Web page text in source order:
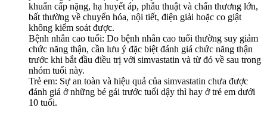
khuẩn cấp nặng, hạ huyết áp, phẫu thuật và chấn thương lớn,
bất thường về chuyển hóa, nội tiết, điện giải hoặc co giật
không kiểm soát được.
Bệnh nhân cao tuổi: Do bệnh nhân cao tuổi thường suy giảm
chức năng thận, cần lưu ý đặc biệt đánh giá chức năng thận
trước khi bắt đầu điều trị với simvastatin và từ đó về sau trong
nhóm tuổi này.
Trẻ em: Sự an toàn và hiệu quả của simvastatin chưa được
đánh giá ở những bé gái trước tuổi dậy thì hay ở trẻ em dưới
10 tuổi.